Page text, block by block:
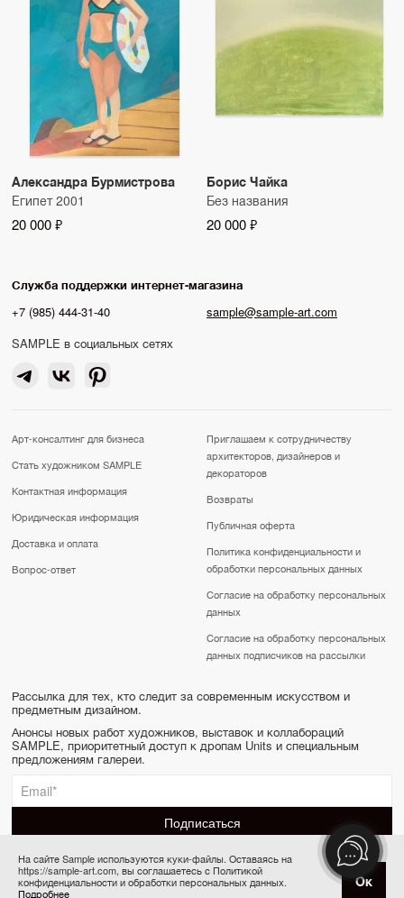
Купить за 800 000 ₽
Александра Бурмистрова
Египет 2001
20 000 ₽
Борис Чайка
Без названия
20 000 ₽
Служба поддержки интернет-магазина
+7 (985) 444-31-40
sample@sample-art.com
SAMPLE в социальных сетях
Арт-консалтинг для бизнеса
Стать художником SAMPLE
Контактная информация
Юридическая информация
Доставка и оплата
Вопрос-ответ
Приглашаем к сотрудничеству
архитекторов, дизайнеров и
декораторов
Возвраты
Публичная оферта
Политика конфиденциальности и
обработки персональных данных
Согласие на обработку персональных
данных
Согласие на обработку персональных
данных подписчиков на рассылки
Рассылка для тех, кто следит за современным искусством и
предметным дизайном.
Анонсы новых работ художников, выставок и коллабораций
SAMPLE, приоритетный доступ к дропам Units и специальным
предложениям галереи.
SAMPLE | Online gallery & Auction © 2022-2026
Сделано в Апривер
На сайте Sample используются куки-файлы. Оставаясь на
https://sample-art.com, вы соглашаетесь с Политикой
конфиденциальности и обработки персональных данных.
Подробнее
Ок